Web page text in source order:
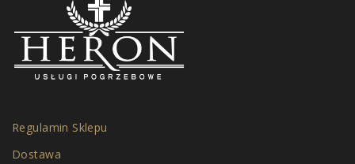
Regulamin Sklepu
Dostawa